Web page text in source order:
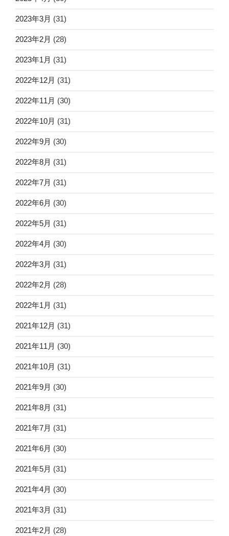
2023年3月 (31)
2023年2月 (28)
2023年1月 (31)
2022年12月 (31)
2022年11月 (30)
2022年10月 (31)
2022年9月 (30)
2022年8月 (31)
2022年7月 (31)
2022年6月 (30)
2022年5月 (31)
2022年4月 (30)
2022年3月 (31)
2022年2月 (28)
2022年1月 (31)
2021年12月 (31)
2021年11月 (30)
2021年10月 (31)
2021年9月 (30)
2021年8月 (31)
2021年7月 (31)
2021年6月 (30)
2021年5月 (31)
2021年4月 (30)
2021年3月 (31)
2021年2月 (28)